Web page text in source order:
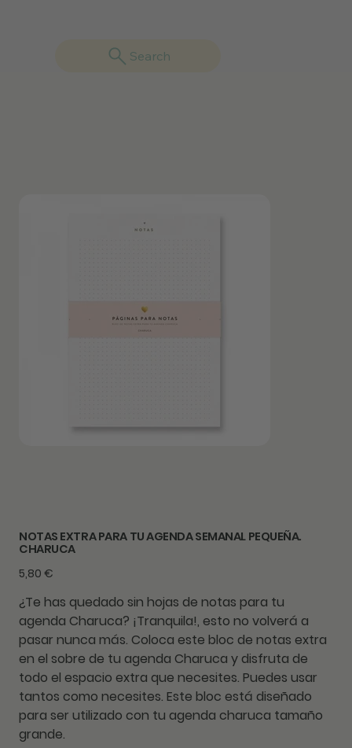
Search
NOTAS EXTRA PARA TU AGENDA SEMANAL PEQUEÑA.
CHARUCA
Precio
5,80 €
¿Te has quedado sin hojas de notas para tu
agenda Charuca? ¡Tranquila!, esto no volverá a
pasar nunca más. Coloca este bloc de notas extra
en el sobre de tu agenda Charuca y disfruta de
todo el espacio extra que necesites. Puedes usar
tantos como necesites. Este bloc está diseñado
para ser utilizado con tu agenda charuca tamaño
grande.